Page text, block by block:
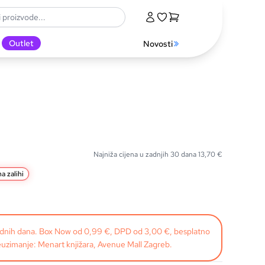
Outlet Novosti
Najniža cijena u zadnjih 30 dana13,70€
zalihi
dana. Box Now od 0,99 €, DPD od 3,00 €, besplatno
Menart knjižara, Avenue Mall Zagreb.